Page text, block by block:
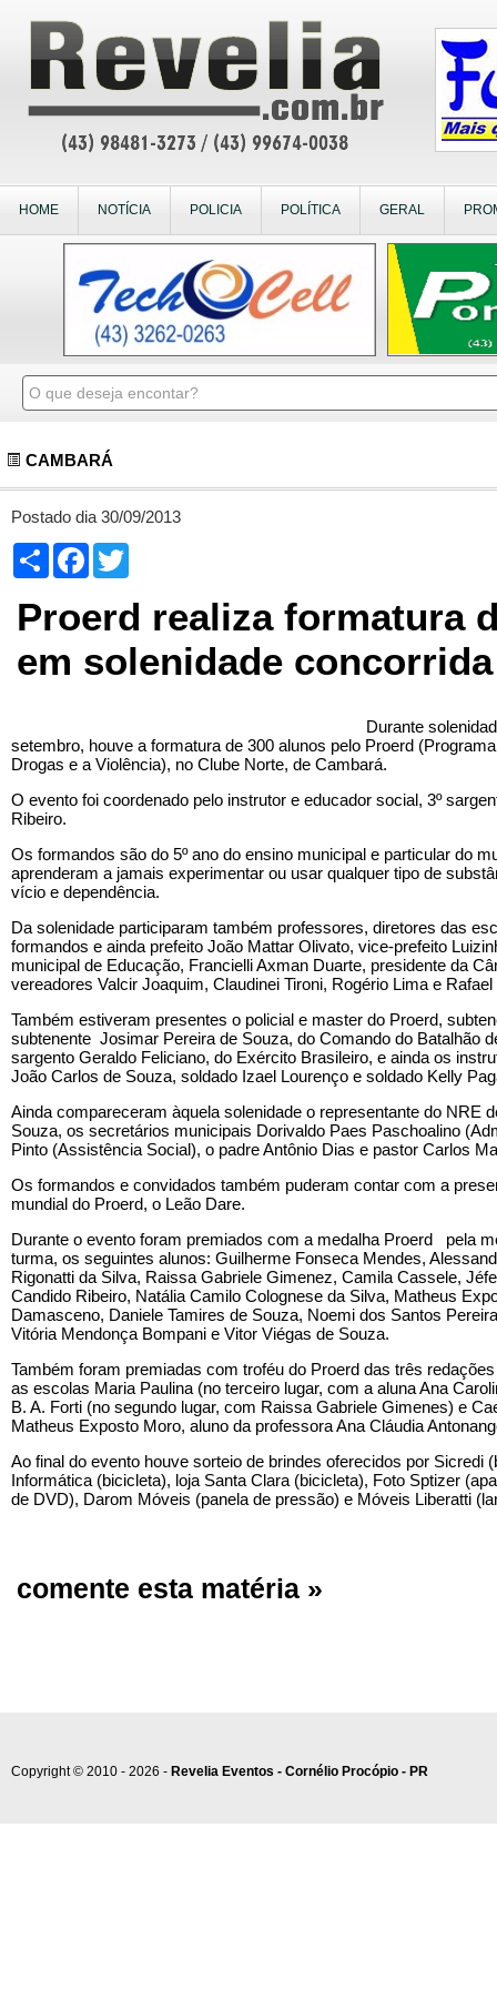
HOME NOTÍCIA POLICIA POLÍTICA GERAL
CAMBARÁ
Postado dia 30/09/2013
Compartilhar
Facebook
Proerd realiza formatura
em solenidade concorrida
Durante
setembro, houve a formatura de 300 alunos pelo Proerd
Drogas e a Violência), no Clube Norte, de Cambará.
O evento foi coordenado pelo instrutor e educador social, 3º
Ribeiro.
Os formandos são do 5º ano do ensino municipal e particular do
aprenderam a jamais experimentar ou usar qualquer tipo de
vício e dependência.
Da solenidade participaram também professores, diretores das
formandos e ainda prefeito João Mattar Olivato, vice-prefeito
municipal de Educação, Francielli Axman Duarte, presidente da
vereadores Valcir Joaquim, Claudinei Tironi, Rogério Lima e
Também estiveram presentes o policial e master do Proerd,
subtenente Josimar Pereira de Souza, do Comando do Batalhão
sargento Geraldo Feliciano, do Exército Brasileiro, e ainda os
João Carlos de Souza, soldado Izael Lourenço e soldado Kelly
Ainda compareceram àquela solenidade o representante do NRE
Souza, os secretários municipais Dorivaldo Paes Paschoalino
Pinto (Assistência Social), o padre Antônio Dias e pastor Carlos
Os formandos e convidados também puderam contar com a
mundial do Proerd, o Leão Dare.
Durante o evento foram premiados com a medalha Proerd pela
turma, os seguintes alunos: Guilherme Fonseca Mendes,
Rigonatti da Silva, Raissa Gabriele Gimenez, Camila Cassele,
Candido Ribeiro, Natália Camilo Colognese da Silva, Matheus
Damasceno, Daniele Tamires de Souza, Noemi dos Santos
Vitória Mendonça Bompani e Vitor Viégas de Souza.
Também foram premiadas com troféu do Proerd das três
as escolas Maria Paulina (no terceiro lugar, com a aluna Ana
B. A. Forti (no segundo lugar, com Raissa Gabriele Gimenes) e
Matheus Exposto Moro, aluno da professora Ana Cláudia
Ao final do evento houve sorteio de brindes oferecidos por Sicredi
Informática (bicicleta), loja Santa Clara (bicicleta), Foto Sptizer
de DVD), Darom Móveis (panela de pressão) e Móveis Liberatti
comente esta matéria »
Copyright © 2010 - 2026 - Revelia Eventos - Cornélio Procópio - PR